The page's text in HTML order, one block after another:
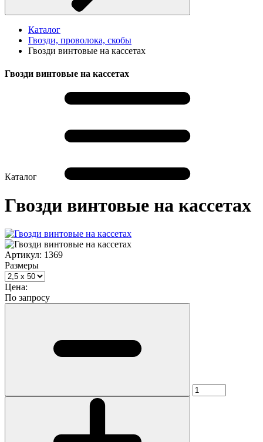
Каталог
Гвозди, проволока, скобы
Гвозди винтовые на кассетах
Гвозди винтовые на кассетах
Каталог
Гвозди винтовые на кассетах
Артикул: 1369
Размеры
Цена:
По запросу